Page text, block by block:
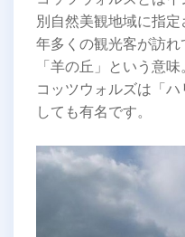
別自然美観地域に指
年多くの観光客が訪
「羊の丘」という意味。
コッツウォルズは「
しても有名です。